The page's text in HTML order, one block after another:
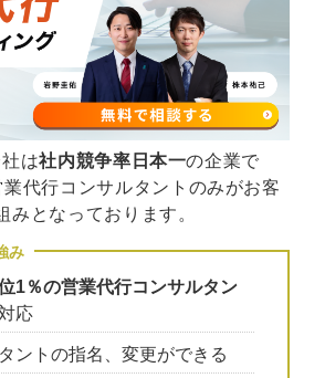
ネージャー
は社内競争率日本一の企業で
代行コンサルタントのみがお客
みとなっております。
位1％の営業代行コンサルタン
応
ントの指名、変更ができる